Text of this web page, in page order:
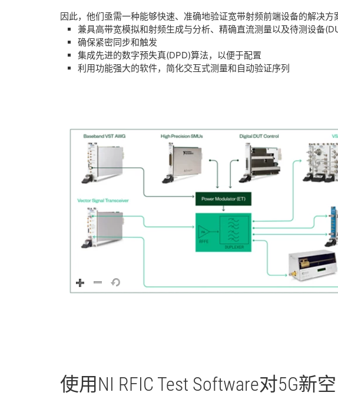
因此，他们亟需一种能够快速、准确地验证宽带射频前端设备的解决方
兼具高带宽模拟和射频生成与分析、精确直流测量以及待测设备
确保紧密同步和触发
集成先进的数字预失真(DPD)算法，以便于配置
利用功能强大的软件，简化交互式测量和自动验证序列
使用 NI RFIC Test Software对5G新空